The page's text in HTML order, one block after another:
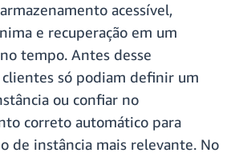
acessível,
e recuperação em um
tempo. Antes desse
clientes só podiam definir um
ou confiar no
correto automático para
de instância mais relevante. No